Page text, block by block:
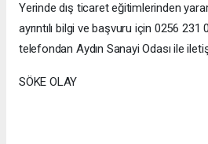
Yerinde dış ticaret eğitimlerinden
ayrıntılı bilgi ve başvuru için 0256 231
telefondan Aydın Sanayi Odası ile
SÖKE OLAY